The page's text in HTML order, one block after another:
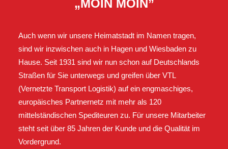
„MOIN MOIN”
Auch wenn wir unsere Heimatstadt im Namen tragen,
sind wir inzwischen auch in Hagen und Wiesbaden zu
Hause. Seit 1931 sind wir nun schon auf Deutschlands
Straßen für Sie unterwegs und greifen über VTL
(Vernetzte Transport Logistik) auf ein engmaschiges,
europäisches Partnernetz mit mehr als 120
mittelständischen Spediteuren zu. Für unsere Mitarbeiter
steht seit über 85 Jahren der Kunde und die Qualität im
Vordergrund.